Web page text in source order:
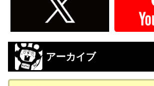
アーカイブ